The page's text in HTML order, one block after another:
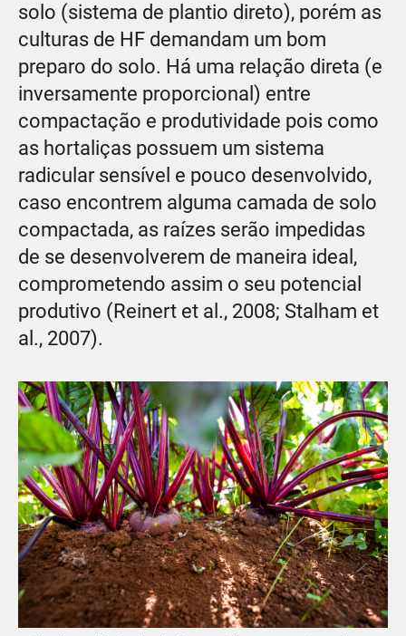
solo (sistema de plantio direto), porém as
culturas de HF demandam um bom
preparo do solo. Há uma relação direta (e
inversamente proporcional) entre
compactação e produtividade pois como
as hortaliças possuem um sistema
radicular sensível e pouco desenvolvido,
caso encontrem alguma camada de solo
compactada, as raízes serão impedidas
de se desenvolverem de maneira ideal,
comprometendo assim o seu potencial
produtivo (Reinert et al., 2008; Stalham et
al., 2007).